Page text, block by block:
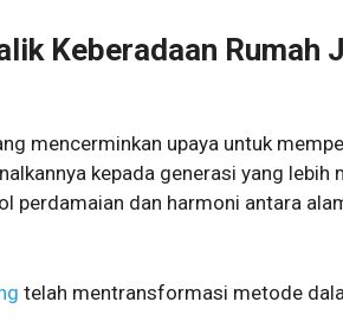
Keberadaan Rumah
mencerminkan upaya untuk
kepada generasi yang lebih
perdamaian dan harmoni antara
telah mentransformasi metode